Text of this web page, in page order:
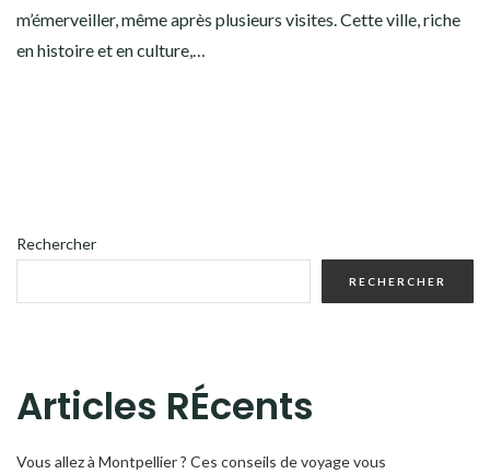
m’émerveiller, même après plusieurs visites. Cette ville, riche
en histoire et en culture,…
Rechercher
RECHERCHER
Articles RÉcents
Vous allez à Montpellier ? Ces conseils de voyage vous